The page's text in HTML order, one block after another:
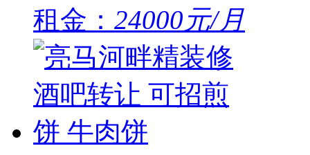
租金： 24000元/月